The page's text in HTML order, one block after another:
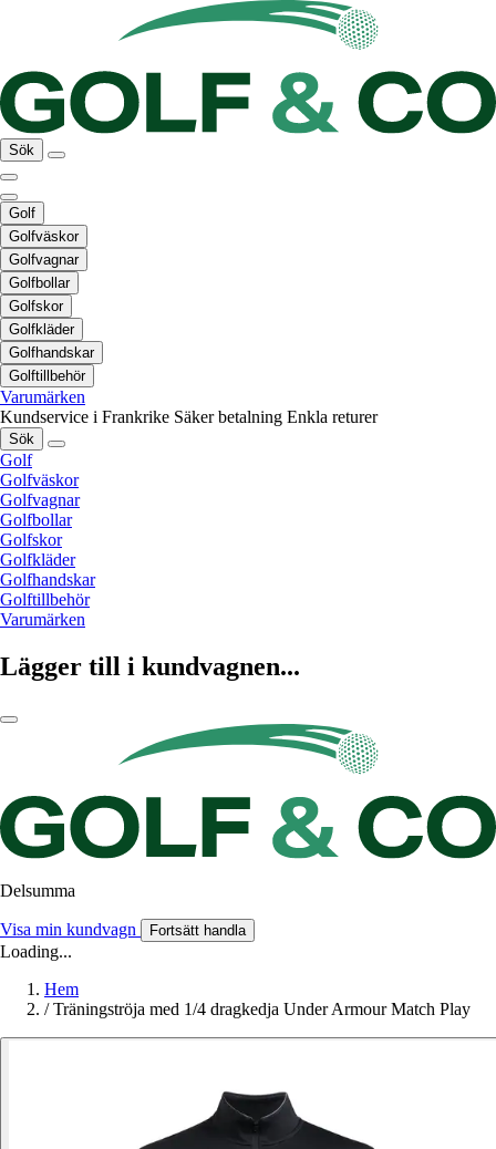
Sök
Golf
Golfväskor
Golfvagnar
Golfbollar
Golfskor
Golfkläder
Golfhandskar
Golftillbehör
Varumärken
Kundservice i Frankrike Säker betalning Enkla returer
Sök
Golf
Golfväskor
Golfvagnar
Golfbollar
Golfskor
Golfkläder
Golfhandskar
Golftillbehör
Varumärken
Lägger till i kundvagnen...
Delsumma
Visa min kundvagn Fortsätt handla
Loading...
Hem
/ Träningströja med 1/4 dragkedja Under Armour Match Play